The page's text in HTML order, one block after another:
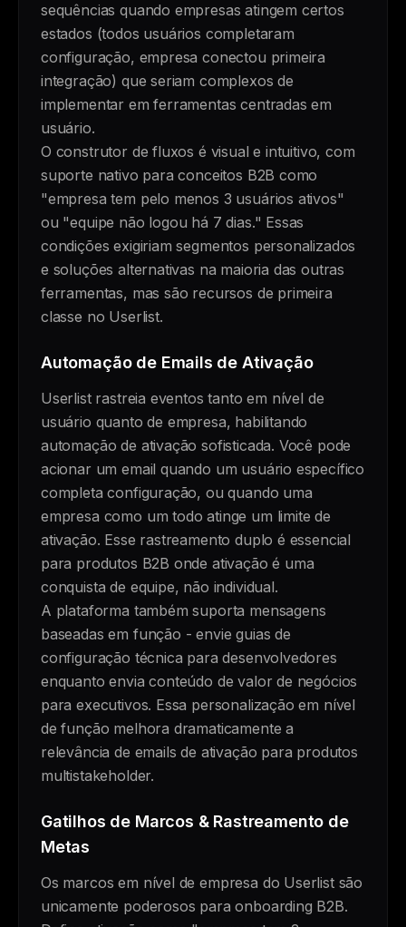
sequências quando empresas atingem certos
estados (todos usuários completaram
configuração, empresa conectou primeira
integração) que seriam complexos de
implementar em ferramentas centradas em
usuário.
O construtor de fluxos é visual e intuitivo, com
suporte nativo para conceitos B2B como
"empresa tem pelo menos 3 usuários ativos"
ou "equipe não logou há 7 dias." Essas
condições exigiriam segmentos personalizados
e soluções alternativas na maioria das outras
ferramentas, mas são recursos de primeira
classe no Userlist.
Automação de Emails de Ativação
Userlist rastreia eventos tanto em nível de
usuário quanto de empresa, habilitando
automação de ativação sofisticada. Você pode
acionar um email quando um usuário específico
completa configuração, ou quando uma
empresa como um todo atinge um limite de
ativação. Esse rastreamento duplo é essencial
para produtos B2B onde ativação é uma
conquista de equipe, não individual.
A plataforma também suporta mensagens
baseadas em função - envie guias de
configuração técnica para desenvolvedores
enquanto envia conteúdo de valor de negócios
para executivos. Essa personalização em nível
de função melhora dramaticamente a
relevância de emails de ativação para produtos
multistakeholder.
Gatilhos de Marcos & Rastreamento de
Metas
Os marcos em nível de empresa do Userlist são
unicamente poderosos para onboarding B2B.